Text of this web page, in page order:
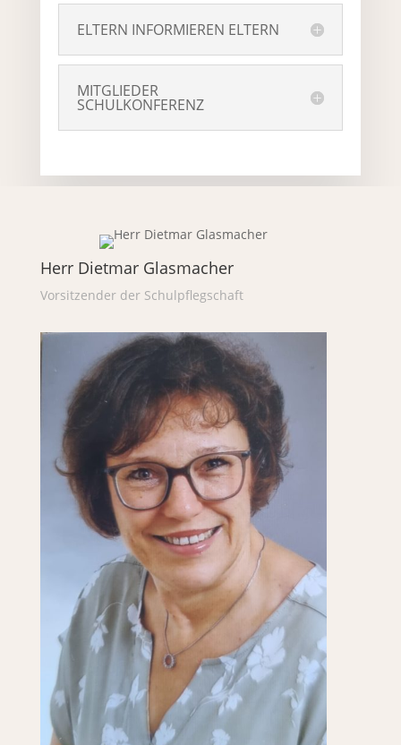
ELTERN INFORMIEREN ELTERN
MITGLIEDER
SCHULKONFERENZ
Herr Dietmar Glasmacher
Vorsitzender der Schulpflegschaft